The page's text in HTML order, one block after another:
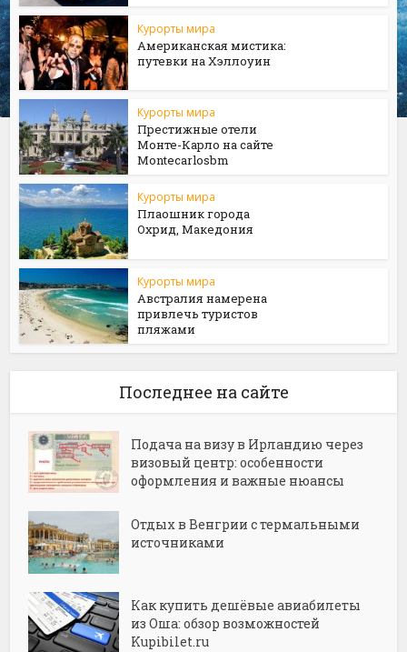
Курорты мира
Американская мистика:
путевки на Хэллоуин
Курорты мира
Престижные отели
Монте-Карло на сайте
Мontecarlosbm
Курорты мира
Плаошник города
Охрид, Македония
Курорты мира
Австралия намерена
привлечь туристов
пляжами
Последнее на сайте
Подача на визу в Ирландию через
визовый центр: особенности
оформления и важные нюансы
Отдых в Венгрии с термальными
источниками
Как купить дешёвые авиабилеты
из Оша: обзор возможностей
Kupibilet.ru